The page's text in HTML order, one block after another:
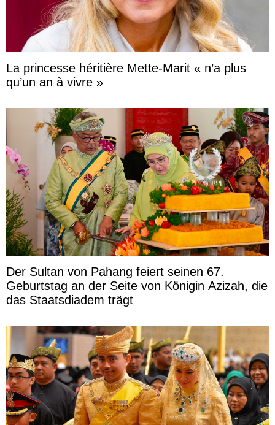
La princesse héritière Mette-Marit « n’a plus
qu’un an à vivre »
Der Sultan von Pahang feiert seinen 67.
Geburtstag an der Seite von Königin Azizah, die
das Staatsdiadem trägt